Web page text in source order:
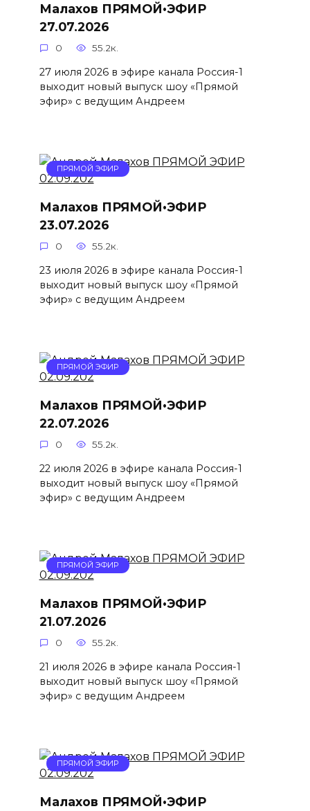
Малахов ПРЯМОЙ•ЭФИР
27.07.2026
0 55.2к.
27 июля 2026 в эфире канала Россия-1
выходит новый выпуск шоу «Прямой
эфир» с ведущим Андреем
ПРЯМОЙ ЭФИР
Малахов ПРЯМОЙ•ЭФИР
23.07.2026
0 55.2к.
23 июля 2026 в эфире канала Россия-1
выходит новый выпуск шоу «Прямой
эфир» с ведущим Андреем
ПРЯМОЙ ЭФИР
Малахов ПРЯМОЙ•ЭФИР
22.07.2026
0 55.2к.
22 июля 2026 в эфире канала Россия-1
выходит новый выпуск шоу «Прямой
эфир» с ведущим Андреем
ПРЯМОЙ ЭФИР
Малахов ПРЯМОЙ•ЭФИР
21.07.2026
0 55.2к.
21 июля 2026 в эфире канала Россия-1
выходит новый выпуск шоу «Прямой
эфир» с ведущим Андреем
ПРЯМОЙ ЭФИР
Малахов ПРЯМОЙ•ЭФИР